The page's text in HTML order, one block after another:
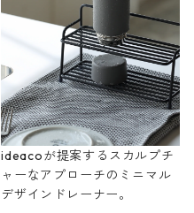
ideacoが提案するスカルプチ
ャーなアプローチのミニマル
デザインドレーナー。